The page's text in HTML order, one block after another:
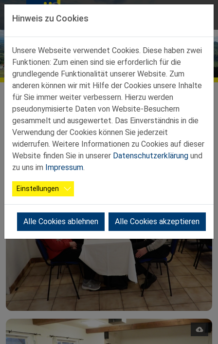
Direkt zur Hauptnavigation springen
Direkt zum Inhalt springen
Bildergalerien
Ortsgruppen
Ortsgruppen-Teilbez-Waidhofen-Ybbs Opponitz Galerie
2025 03 03 Faschingsfeier der
Ortsgruppe Opponitz
Hinweis zu Cookies
Unsere Webseite verwendet Cookies. Diese haben zwei
Funktionen: Zum einen sind sie erforderlich für die
grundlegende Funktionalität unserer Website. Zum
anderen können wir mit Hilfe der Cookies unsere Inhalte
für Sie immer weiter verbessern. Hierzu werden
pseudonymisierte Daten von Website-Besuchern
gesammelt und ausgewertet. Das Einverständnis in die
Verwendung der Cookies können Sie jederzeit
widerrufen. Weitere Informationen zu Cookies auf dieser
Website finden Sie in unserer Datenschutzerklärung und
zu uns im Impressum.
Einstellungen
Alle Cookies ablehnen Alle Cookies akzeptieren